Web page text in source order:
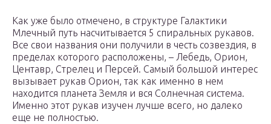
Как уже было отмечено, в структуре Галактики
Млечный путь насчитывается 5 спиральных рукавов.
Все свои названия они получили в честь созвездия, в
пределах которого расположены, – Лебедь, Орион,
Центавр, Стрелец и Персей. Самый большой интерес
вызывает рукав Орион, так как именно в нем
находится планета Земля и вся Солнечная система.
Именно этот рукав изучен лучше всего, но далеко
еще не полностью.